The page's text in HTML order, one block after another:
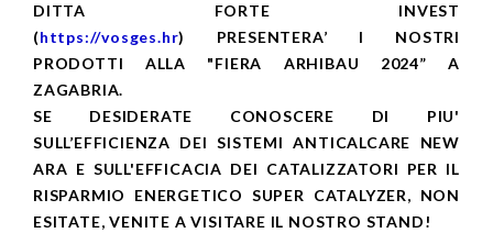
DITTA FORTE INVEST
(https://vosges.hr) PRESENTERA’ I NOSTRI
PRODOTTI ALLA "FIERA ARHIBAU 2024” A
ZAGABRIA.
SE DESIDERATE CONOSCERE DI PIU'
SULL’EFFICIENZA DEI SISTEMI ANTICALCARE NEW
ARA E SULL'EFFICACIA DEI CATALIZZATORI PER IL
RISPARMIO ENERGETICO SUPER CATALYZER, NON
ESITATE, VENITE A VISITARE IL NOSTRO STAND!